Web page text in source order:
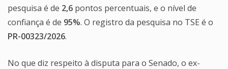
pesquisa é de 2,6 pontos percentuais, e o nível de
confiança é de 95%. O registro da pesquisa no TSE é o
PR-00323/2026.
No que diz respeito à disputa para o Senado, o ex-